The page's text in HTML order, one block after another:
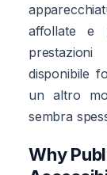
affollate e
disponibile
un altro
sembra
Why